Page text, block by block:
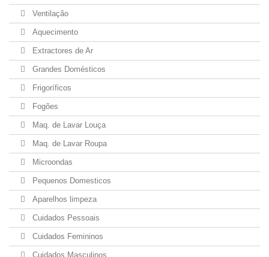
Ventilação
Aquecimento
Extractores de Ar
Grandes Domésticos
Frigoríficos
Fogões
Maq. de Lavar Louça
Maq. de Lavar Roupa
Microondas
Pequenos Domesticos
Aparelhos limpeza
Cuidados Pessoais
Cuidados Femininos
Cuidados Masculinos